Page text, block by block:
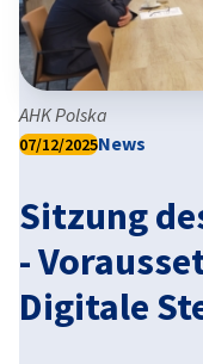
Sitzung
-
Digitale
07/12/2025News
AHK Polska